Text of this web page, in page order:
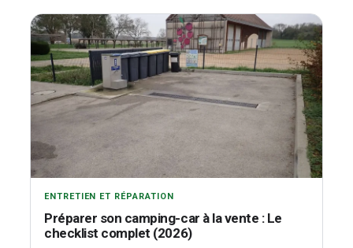
ENTRETIEN ET RÉPARATION
Préparer son camping-car à la vente : Le
checklist complet (2026)